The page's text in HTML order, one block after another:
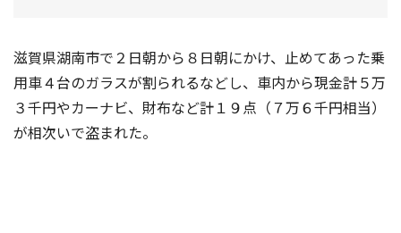
滋賀県湖南市で２日朝から８日朝にかけ、止めてあった乗
用車４台のガラスが割られるなどし、車内から現金計５万
３千円やカーナビ、財布など計１９点（７万６千円相当）
が相次いで盗まれた。